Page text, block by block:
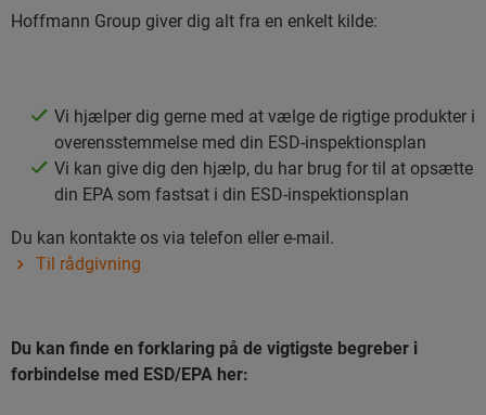
Hoffmann Group giver dig alt fra en enkelt kilde:
Vi hjælper dig gerne med at vælge de rigtige produkter i
overensstemmelse med din ESD-inspektionsplan
Vi kan give dig den hjælp, du har brug for til at opsætte
din EPA som fastsat i din ESD-inspektionsplan
Du kan kontakte os via telefon eller e-mail.
Til rådgivning
Du kan finde en forklaring på de vigtigste begreber i
forbindelse med ESD/EPA her: